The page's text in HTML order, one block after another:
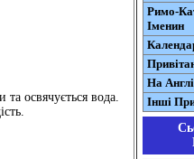
освячується вода.
Римо-
Іменин
На
Інші